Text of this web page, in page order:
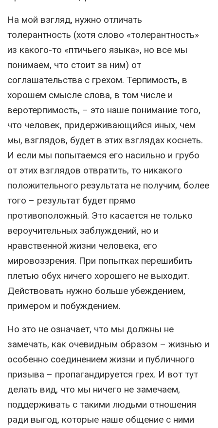
На мой взгляд, нужно отличать
толерантность (хотя слово «толерантность»
из какого-то «птичьего языка», но все мы
понимаем, что стоит за ним) от
соглашательства с грехом. Терпимость, в
хорошем смысле слова, в том числе и
веротерпимость, – это наше понимание того,
что человек, придерживающийся иных, чем
мы, взглядов, будет в этих взглядах коснеть.
И если мы попытаемся его насильно и грубо
от этих взглядов отвратить, то никакого
положительного результата не получим, более
того – результат будет прямо
противоположный. Это касается не только
вероучительных заблуждений, но и
нравственной жизни человека, его
мировоззрения. При попытках перешибить
плетью обух ничего хорошего не выходит.
Действовать нужно больше убеждением,
примером и побуждением.
Но это не означает, что мы должны не
замечать, как очевидным образом – жизнью и
особенно соединением жизни и публичного
призыва – пропагандируется грех. И вот тут
делать вид, что мы ничего не замечаем,
поддерживать с такими людьми отношения
ради выгод, которые наше общение с ними